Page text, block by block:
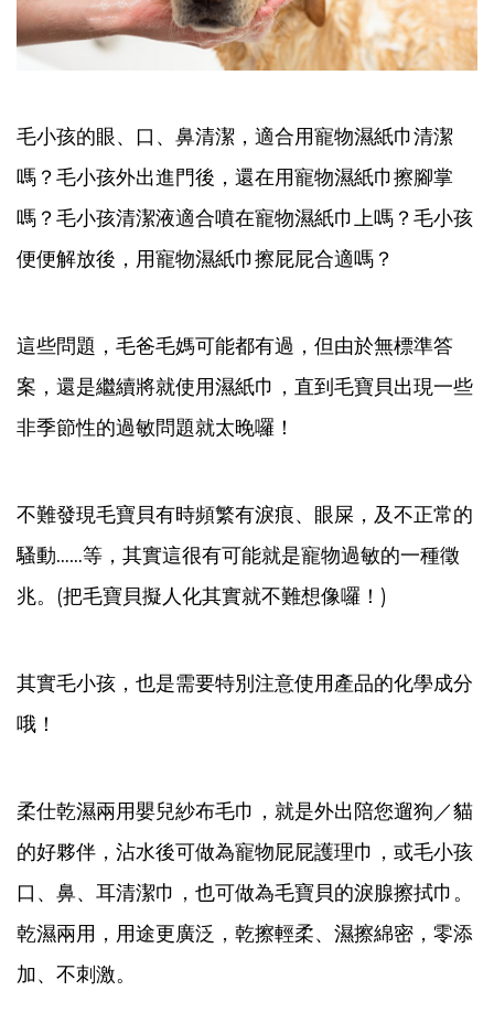
毛小孩的眼、口、鼻清潔，適合用寵物濕紙巾清潔
嗎？毛小孩外出進門後，還在用寵物濕紙巾擦腳掌
嗎？毛小孩清潔液適合噴在寵物濕紙巾上嗎？毛小孩
便便解放後，用寵物濕紙巾擦屁屁合適嗎？
這些問題，毛爸毛媽可能都有過，但由於無標準答
案，還是繼續將就使用濕紙巾，直到毛寶貝出現一些
非季節性的過敏問題就太晚囉！
不難發現毛寶貝有時頻繁有淚痕、眼屎，及不正常的
騷動……等，其實這很有可能就是寵物過敏的一種徵
兆。(把毛寶貝擬人化其實就不難想像囉！)
其實毛小孩，也是需要特別注意使用產品的化學成分
哦！
柔仕乾濕兩用嬰兒紗布毛巾，就是外出陪您遛狗／貓
的好夥伴，沾水後可做為寵物屁屁護理巾，或毛小孩
口、鼻、耳清潔巾，也可做為毛寶貝的淚腺擦拭巾。
乾濕兩用，用途更廣泛，乾擦輕柔、濕擦綿密，零添
加、不刺激。